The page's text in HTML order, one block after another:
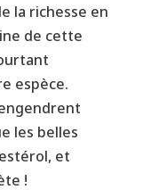
la richesse en
de cette
espèce.
les belles
et
!